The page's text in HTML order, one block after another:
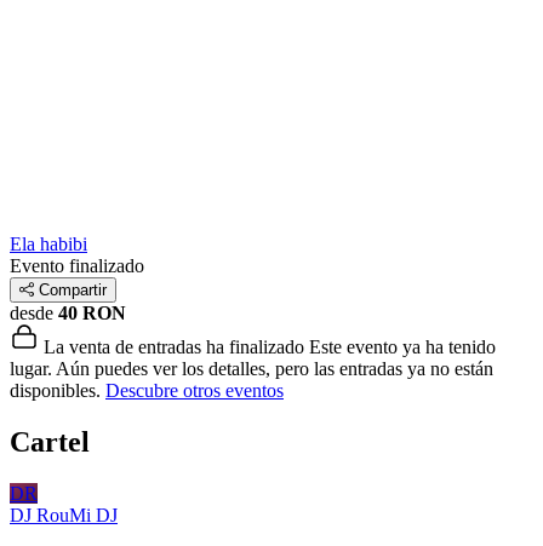
Ela habibi
Evento finalizado
Compartir
desde 40 RON
La venta de entradas ha finalizado Este evento ya ha tenido
lugar. Aún puedes ver los detalles, pero las entradas ya no están
disponibles. Descubre otros eventos
Cartel
DR
DJ RouMi DJ